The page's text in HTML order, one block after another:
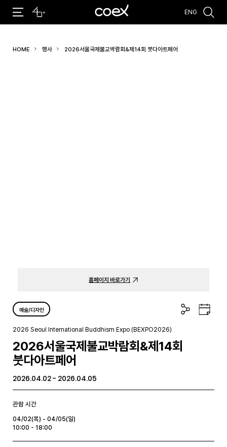
#코엑스 전시 #행사 #주차안내 #편의시설
#오시는 길
ENG
HOME 행사 2026서울국제불교박람회&제14회 붓다아트페어
홈페이지 바로가기
예술/디자인
공
유
구
글
2026 Seoul International Buddhism Expo (BEXPO2026)
2026서울국제불교박람회&제14회
붓다아트페어
2026.04.02 - 2026.04.05
관람 시간
04/02(목) - 04/05(일)
10:00 - 18:00